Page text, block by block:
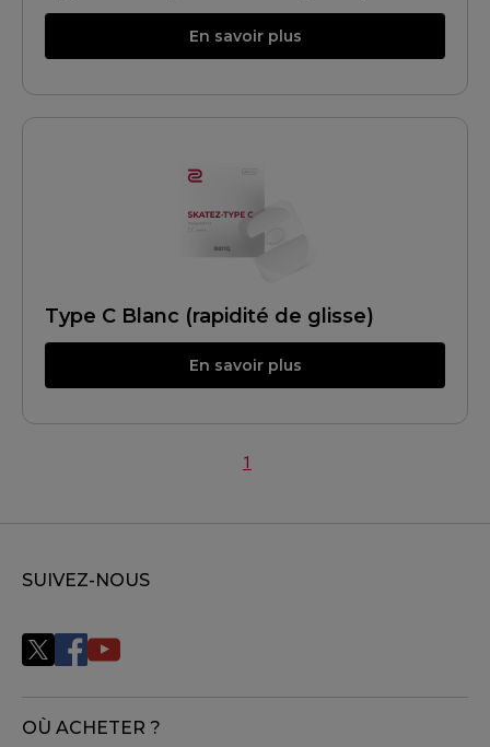
En savoir plus
Type C Blanc (rapidité de glisse)
En savoir plus
1
SUIVEZ-NOUS
OÙ ACHETER ?